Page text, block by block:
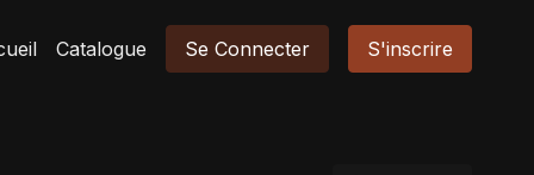
Catalogue Se Connecter S'inscrire